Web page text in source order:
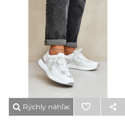
Rýchly náhľad